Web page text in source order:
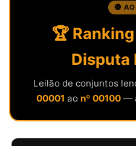
🔴
🏆
Disputa
Leilão de conjuntos
00001 ao nº 00100 —